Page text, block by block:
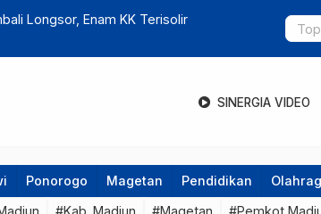
Bangun Ekosistem Inklusif dari Akar
Relokasi
SINERGIA VIDEO
Ponorogo Magetan Pendidikan
#Kab. Madiun #Magetan #Pemkot